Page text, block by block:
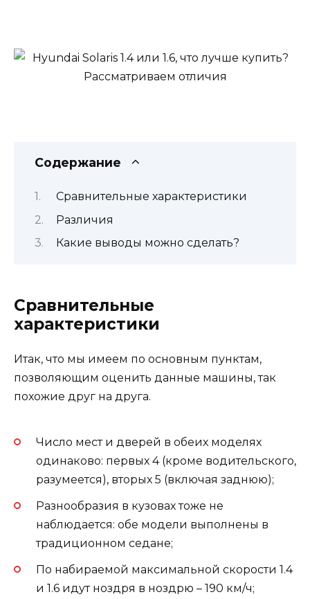
Содержание
Сравнительные характеристики
Различия
Какие выводы можно сделать?
Сравнительные
характеристики
Итак, что мы имеем по основным пунктам,
позволяющим оценить данные машины, так
похожие друг на друга.
Число мест и дверей в обеих моделях
одинаково: первых 4 (кроме водительского,
разумеется), вторых 5 (включая заднюю);
Разнообразия в кузовах тоже не
наблюдается: обе модели выполнены в
традиционном седане;
По набираемой максимальной скорости 1.4
и 1.6 идут ноздря в ноздрю – 190 км/ч;